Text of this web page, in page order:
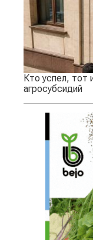
Кто успел, тот
агросубсидий